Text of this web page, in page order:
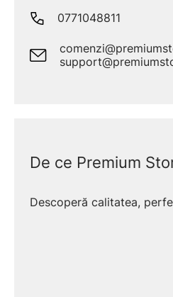
0771048811
De ce Premium
Descoperă calitatea,